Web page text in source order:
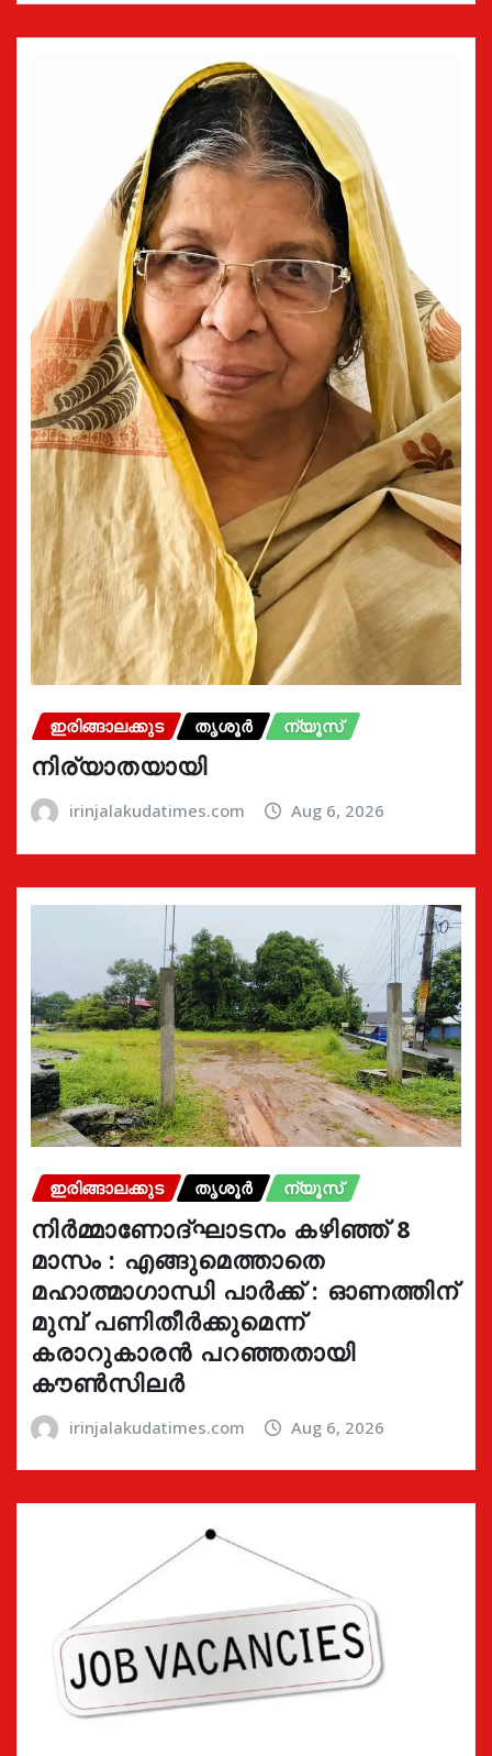
ഇരിങ്ങാലക്കുട തൃശൂർ ന്യൂസ്
നിര്യാതയായി
irinjalakudatimes.com Aug 6, 2026
ഇരിങ്ങാലക്കുട തൃശൂർ ന്യൂസ്
നിർമ്മാണോദ്ഘാടനം കഴിഞ്ഞ് 8
മാസം : എങ്ങുമെത്താതെ
മഹാത്മാഗാന്ധി പാർക്ക് : ഓണത്തിന്
മുമ്പ് പണിതീർക്കുമെന്ന്
കരാറുകാരൻ പറഞ്ഞതായി
കൗൺസിലർ
irinjalakudatimes.com Aug 6, 2026